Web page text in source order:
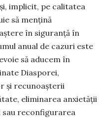
implicit, pe calitatea
să mențină
în siguranță în
anual de cazuri este
să aducem în
Diasporei,
și recunoașterii
eliminarea anxietății
reconfigurarea